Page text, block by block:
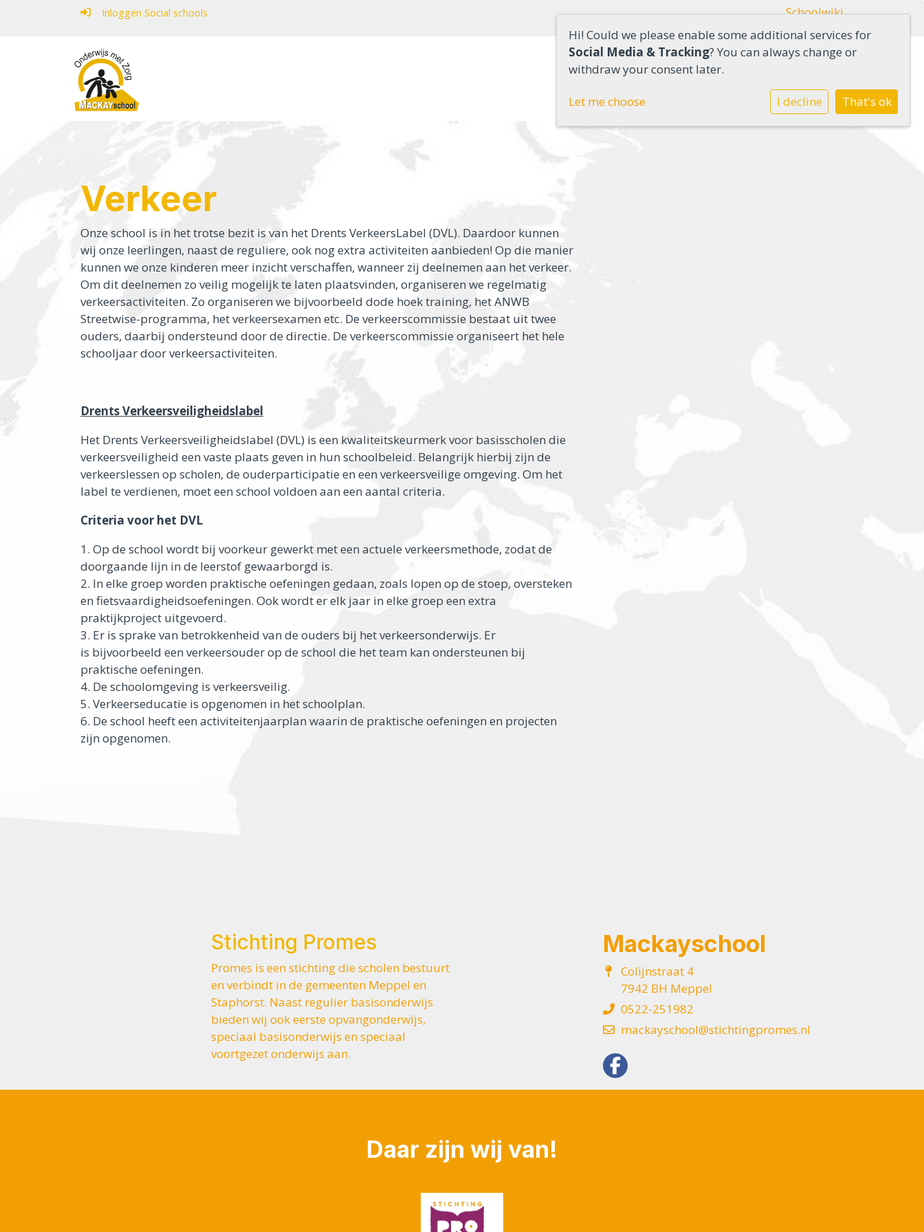
Inloggen Social schools Schoolwiki
Onze schoolVerkeer
Onze school is in het trotse bezit is van het Drents VerkeersLabel (DVL). Daardoor kunnen
wij onze leerlingen, naast de reguliere, ook nog extra activiteiten aanbieden! Op die manier
kunnen we onze kinderen meer inzicht verschaffen, wanneer zij deelnemen aan het verkeer.
Om dit deelnemen zo veilig mogelijk te laten plaatsvinden, organiseren we regelmatig
verkeersactiviteiten. Zo organiseren we bijvoorbeeld dode hoek training, het ANWB
Streetwise-programma, het verkeersexamen etc. De verkeerscommissie bestaat uit twee
ouders, daarbij ondersteund door de directie. De verkeerscommissie organiseert het hele
schooljaar door verkeersactiviteiten.
Drents Verkeersveiligheidslabel
Het Drents Verkeersveiligheidslabel (DVL) is een kwaliteitskeurmerk voor basisscholen die
verkeersveiligheid een vaste plaats geven in hun schoolbeleid. Belangrijk hierbij zijn de
verkeerslessen op scholen, de ouderparticipatie en een verkeersveilige omgeving. Om het
label te verdienen, moet een school voldoen aan een aantal criteria.
Criteria voor het DVL
1. Op de school wordt bij voorkeur gewerkt met een actuele verkeersmethode, zodat de
doorgaande lijn in de leerstof gewaarborgd is.
2. In elke groep worden praktische oefeningen gedaan, zoals lopen op de stoep, oversteken
en fietsvaardigheidsoefeningen. Ook wordt er elk jaar in elke groep een extra
praktijkproject uitgevoerd.
3. Er is sprake van betrokkenheid van de ouders bij het verkeersonderwijs. Er
is bijvoorbeeld een verkeersouder op de school die het team kan ondersteunen bij
praktische oefeningen.
4. De schoolomgeving is verkeersveilig.
5. Verkeerseducatie is opgenomen in het schoolplan.
6. De school heeft een activiteitenjaarplan waarin de praktische oefeningen en projecten
zijn opgenomen.
Stichting Promes
Promes is een stichting die scholen bestuurt
en verbindt in de gemeenten Meppel en
Staphorst. Naast regulier basisonderwijs
bieden wij ook eerste opvangonderwijs,
speciaal basisonderwijs en speciaal
voortgezet onderwijs aan.
Mackayschool
Colijnstraat 4
7942 BH Meppel
0522-251982
mackayschool@stichtingpromes.nl
Daar zijn wij van!
Hi! Could we please enable some additional services for
Social Media & Tracking? You can always change or
withdraw your consent later.
Let me choose I decline That's ok